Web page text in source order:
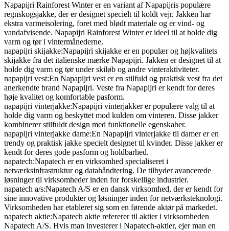
Napapijri Rainforest Winter er en variant af Napapijris populære
regnskogsjakke, der er designet specielt til koldt vejr. Jakken har
ekstra varmeisolering, foret med blødt materiale og er vind- og
vandafvisende. Napapijri Rainforest Winter er ideel til at holde dig
varm og tør i vintermånederne.
napapijri skijakke:Napapijri skijakke er en populær og højkvalitets
skijakke fra det italienske mærke Napapijri. Jakken er designet til at
holde dig varm og tør under skiløb og andre vinteraktiviteter.
napapijri vest:En Napapijri vest er en stilfuld og praktisk vest fra det
anerkendte brand Napapijri. Veste fra Napapijri er kendt for deres
høje kvalitet og komfortable pasform.
napapijri vinterjakke:Napapijri vinterjakker er populære valg til at
holde dig varm og beskyttet mod kulden om vinteren. Disse jakker
kombinerer stilfuldt design med funktionelle egenskaber.
napapijri vinterjakke dame:En Napapijri vinterjakke til damer er en
trendy og praktisk jakke specielt designet til kvinder. Disse jakker er
kendt for deres gode pasform og holdbarhed.
napatech:Napatech er en virksomhed specialiseret i
netværksinfrastruktur og datahåndtering. De tilbyder avancerede
løsninger til virksomheder inden for forskellige industrier.
napatech a/s:Napatech A/S er en dansk virksomhed, der er kendt for
sine innovative produkter og løsninger inden for netværksteknologi.
Virksomheden har etableret sig som en førende aktør på markedet.
napatech aktie:Napatech aktie refererer til aktier i virksomheden
Napatech A/S. Hvis man investerer i Napatech-aktier, ejer man en